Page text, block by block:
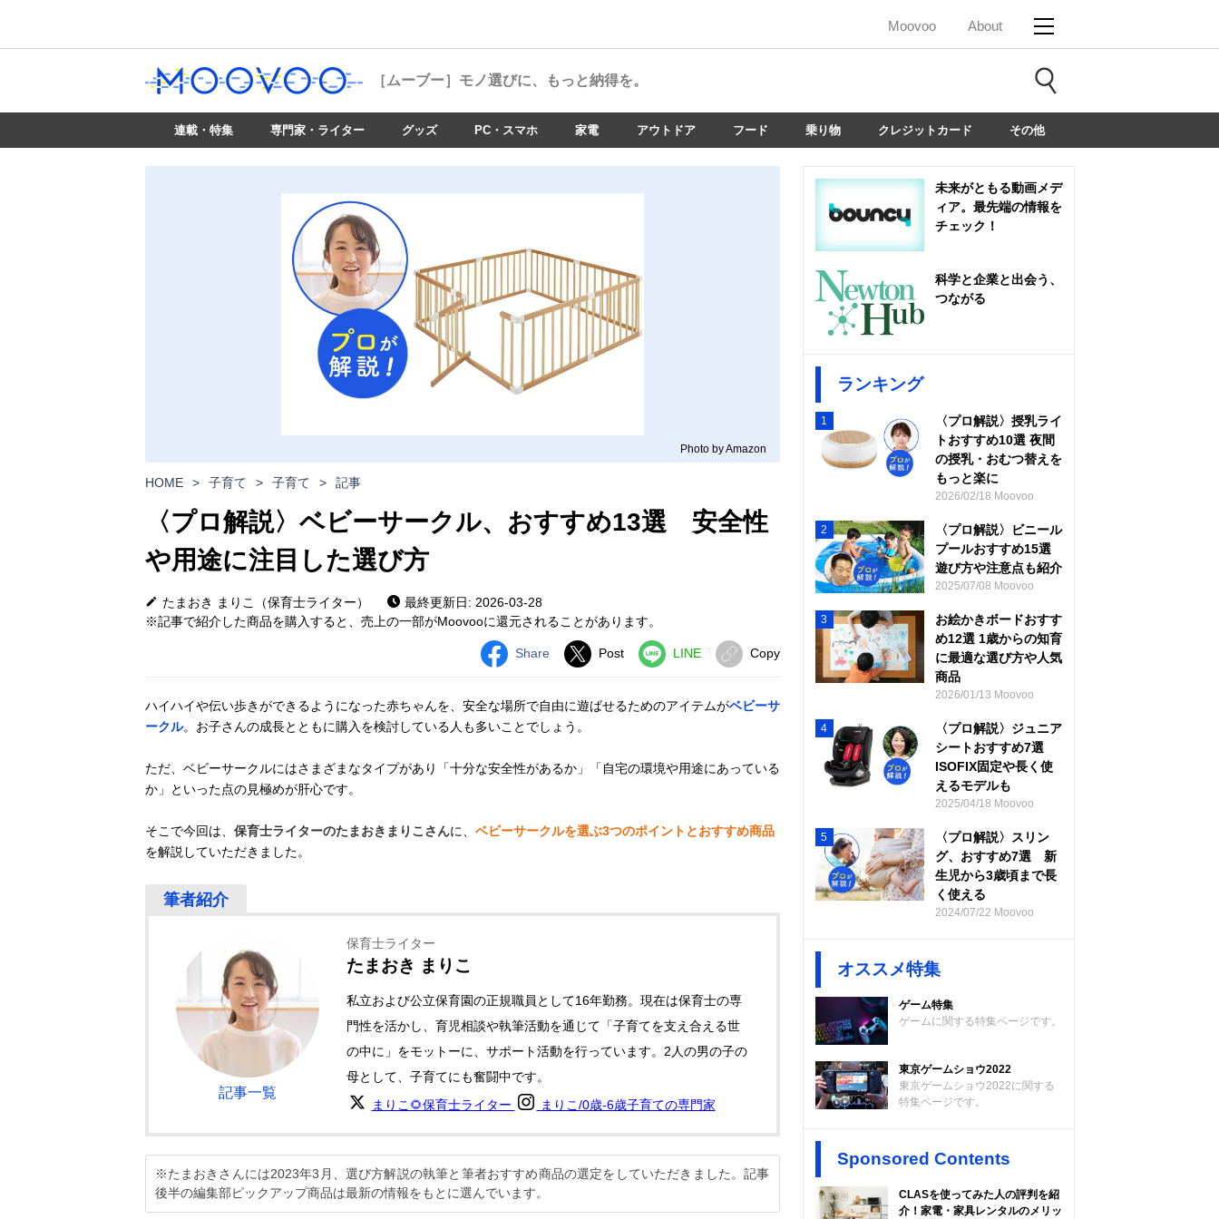
Moovoo About
［ムーブー］ モノ選びに、もっと納得を。
連載・特集 専門家・ライター グッズ PC・スマホ 家電 アウトドア フード 乗り物 クレジットカード その他
Photo by Amazon
HOME > 子育て > 子育て > 記事
〈プロ解説〉ベビーサークル、おすすめ13選 安全性
や用途に注目した選び方
たまおき まりこ（保育士ライター）
最終更新日: 2026-03-28
※記事で紹介した商品を購入すると、売上の一部がMoovooに還元されることがあります。
Share Post LINE Copy
ハイハイや伝い歩きができるようになった赤ちゃんを、安全な場所で自由に遊ばせるためのアイテムがベビーサ
ークル。お子さんの成長とともに購入を検討している人も多いことでしょう。
ただ、ベビーサークルにはさまざまなタイプがあり「十分な安全性があるか」「自宅の環境や用途にあっている
か」といった点の見極めが肝心です。
そこで今回は、 保育士ライターのたまおきまりこさんに、 ベビーサークルを選ぶ3つのポイントとおすすめ商品
を解説していただきました。
記事一覧
保育士ライター
たまおき まりこ
私立および公立保育園の正規職員として16年勤務。現在は保育士の専
門性を活かし、育児相談や執筆活動を通じて「子育てを支え合える世
の中に」をモットーに、サポート活動を行っています。2人の男の子の
母として、子育てにも奮闘中です。
まりこ🌻保育士ライター
まりこ/0歳-6歳子育ての専門家
※たまおきさんには2023年3月、選び方解説の執筆と筆者おすすめ商品の選定をしていただきました。記事
後半の編集部ピックアップ商品は最新の情報をもとに選んでいます。
未来がともる動画メデ
ィア。最先端の情報を
チェック！
科学と企業と出会う、
つながる
ランキング
1
〈プロ解説〉授乳ライ
トおすすめ10選 夜間
の授乳・おむつ替えを
もっと楽に
2026/02/18 Moovoo
2
〈プロ解説〉ビニール
プールおすすめ15選
遊び方や注意点も紹介
2025/07/08 Moovoo
3
お絵かきボードおすす
め12選 1歳からの知育
に最適な選び方や人気
商品
2026/01/13 Moovoo
4
〈プロ解説〉ジュニア
シートおすすめ7選
ISOFIX固定や長く使
えるモデルも
2025/04/18 Moovoo
5
〈プロ解説〉スリン
グ、おすすめ7選 新
生児から3歳頃まで長
く使える
2024/07/22 Moovoo
オススメ特集
ゲーム特集
ゲームに関する特集ページです。
東京ゲームショウ2022
東京ゲームショウ2022に関する
特集ページです。
Sponsored Contents
CLASを使ってみた人の評判を紹
介！家電・家具レンタルのメリッ